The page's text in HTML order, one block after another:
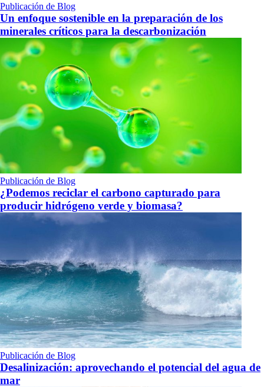
Publicación de Blog
Un enfoque sostenible en la preparación de los
minerales críticos para la descarbonización
Publicación de Blog
¿Podemos reciclar el carbono capturado para
producir hidrógeno verde y biomasa?
Publicación de Blog
Desalinización: aprovechando el potencial del agua de
mar